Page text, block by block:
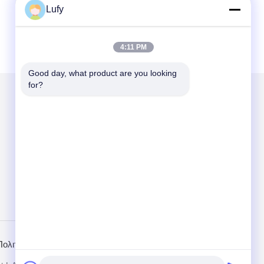
Απορρήτου
Lufy
4:11 PM
Good day, what product are you looking
for?